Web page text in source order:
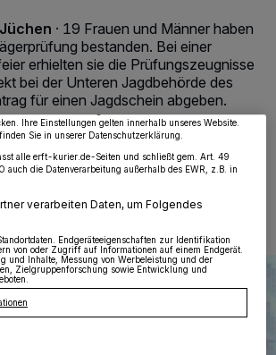
· 19 Frauen und Männer haben
bestanden. Bei einer
erhielten sie die Prüfungszeugnisse
bei der Unteren Jagdbehörde des
für einen Jagdschein abgeben.
Uhr Eine Minute Lesezeit
speichern und greifen auf personenbezogene Daten
Kennungen auf Ihrem Gerät zu. Durch Auswahl
Technologien für die unter „Wir und unsere
um Ihnen Dienste bereitzustellen“ aufgeführten
deaktiviert sind, sind manche Inhalte und Anzeigen
so relevant für Sie. Sie können dieses Menü jederzeit
Einstellungen zu ändern oder Ihre Einwilligung zu
den Link Einstellungen oder Ablehnen am unteren
Ihre Einstellungen gelten innerhalb unseres Website.
Sie in unserer Datenschutzerklärung.
alle erft-kurier.de-Seiten und schließt gem. Art. 49
auch die Datenverarbeitung außerhalb des EWR, z.B. in
verarbeiten Daten, um Folgendes
Endgeräteeigenschaften zur Identifikation
von oder Zugriff auf Informationen auf einem Endgerät.
und Inhalte, Messung von Werbeleistung und der
Zielgruppenforschung sowie Entwicklung und